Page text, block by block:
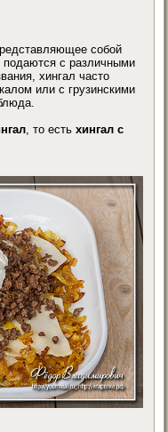
собой
подаются с различными
хингал часто
или с грузинскими
, то естьхингал с